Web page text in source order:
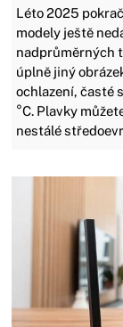
Léto 2025
modely ještě
nadprůměrných
úplně jiný
ochlazení, časté
°C. Plavky
nestálé